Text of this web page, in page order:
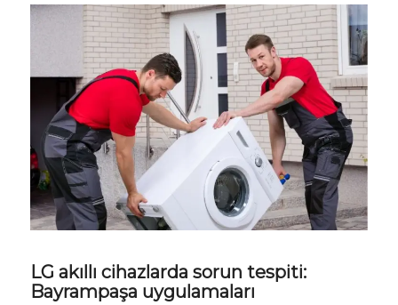
LG akıllı cihazlarda sorun tespiti:
Bayrampaşa uygulamaları